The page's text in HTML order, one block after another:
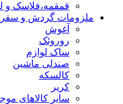
قمقمه،فلاسک و
ملزومات گردش و سفر
آغوش
روروئک
ساک لوازم
صندلی ماشین
کالسکه
کریر
سایر کالاهای